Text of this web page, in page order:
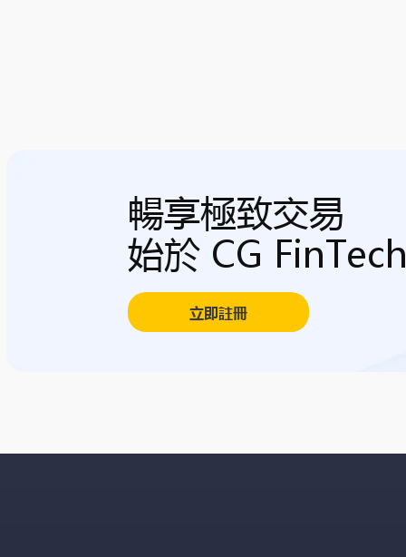
暢享極致交易
始於 CG
立即註冊